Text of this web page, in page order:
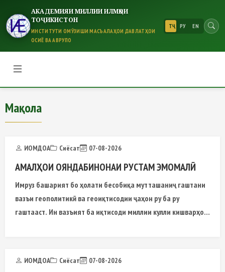
АКАДЕМИЯИ МИЛЛИИ ИЛМҲОИ
ТОҶИКИСТОН
ИНСТИТУТИ ОМӮЗИШИ МАСЪАЛАҲОИ ДАВЛАТҲОИ
ОСИЁ ВА АВРУПО
ТҶ РУ EN
Мақола
Мақола
ИОМДОА Сиёсат 07-08-2026
АМАЛҲОИ ОЯНДАБИНОНАИ РУСТАМ ЭМОМАЛӢ
Имруз башарият бо ҳолати бесобиқа мутташаниҷ гаштани
вазъи геополитикӣ ва геоиқтисодии ҷаҳон ру ба ру
гаштааст. Ин вазъият ба иқтисоди миллии кулли кишварҳои
ИОМДОА Сиёсат 07-08-2026